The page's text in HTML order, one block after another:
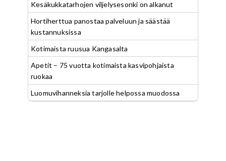
Kesäkukkatarhojen viljelysesonki on alkanut
Hortiherttua panostaa palveluun ja säästää
kustannuksissa
Kotimaista ruusua Kangasalta
Apetit – 75 vuotta kotimaista kasvipohjaista
ruokaa
Luomuvihanneksia tarjolle helpossa muodossa